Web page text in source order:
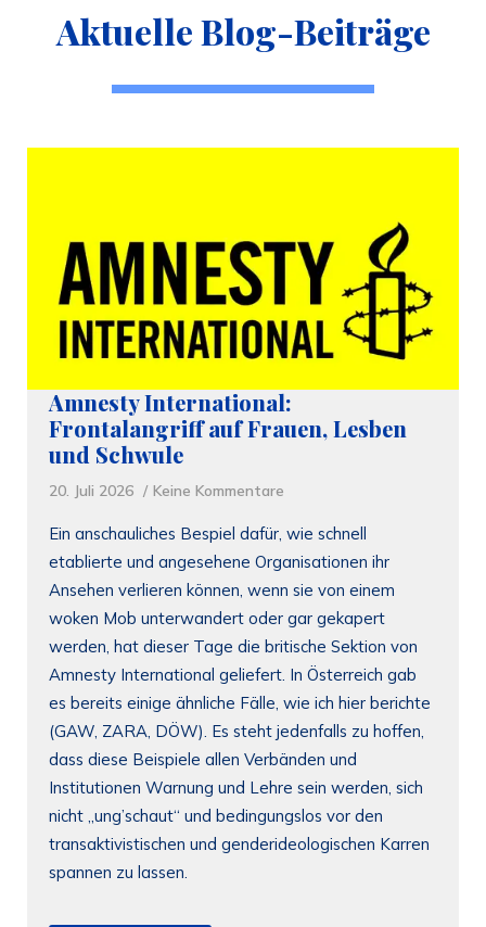
Aktuelle Blog-Beiträge
Amnesty International:
Frontalangriff auf Frauen, Lesben
und Schwule
20. Juli 2026 Keine Kommentare
Ein anschauliches Bespiel dafür, wie schnell
etablierte und angesehene Organisationen ihr
Ansehen verlieren können, wenn sie von einem
woken Mob unterwandert oder gar gekapert
werden, hat dieser Tage die britische Sektion von
Amnesty International geliefert. In Österreich gab
es bereits einige ähnliche Fälle, wie ich hier berichte
(GAW, ZARA, DÖW). Es steht jedenfalls zu hoffen,
dass diese Beispiele allen Verbänden und
Institutionen Warnung und Lehre sein werden, sich
nicht „ung’schaut“ und bedingungslos vor den
transaktivistischen und genderideologischen Karren
spannen zu lassen.